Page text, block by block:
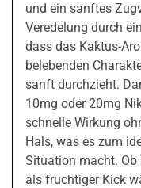
und ein sanftes
Veredelung durch
dass das Kaktus-
belebenden
sanft durchzieht.
10mg oder 20mg
schnelle Wirkung
Hals, was es zum
Situation macht. Ob
als fruchtiger Kick